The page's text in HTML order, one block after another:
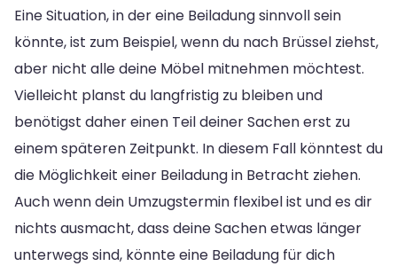
Eine Situation, in der eine Beiladung sinnvoll sein
könnte, ist zum Beispiel, wenn du nach Brüssel ziehst,
aber nicht alle deine Möbel mitnehmen möchtest.
Vielleicht planst du langfristig zu bleiben und
benötigst daher einen Teil deiner Sachen erst zu
einem späteren Zeitpunkt. In diesem Fall könntest du
die Möglichkeit einer Beiladung in Betracht ziehen.
Auch wenn dein Umzugstermin flexibel ist und es dir
nichts ausmacht, dass deine Sachen etwas länger
unterwegs sind, könnte eine Beiladung für dich